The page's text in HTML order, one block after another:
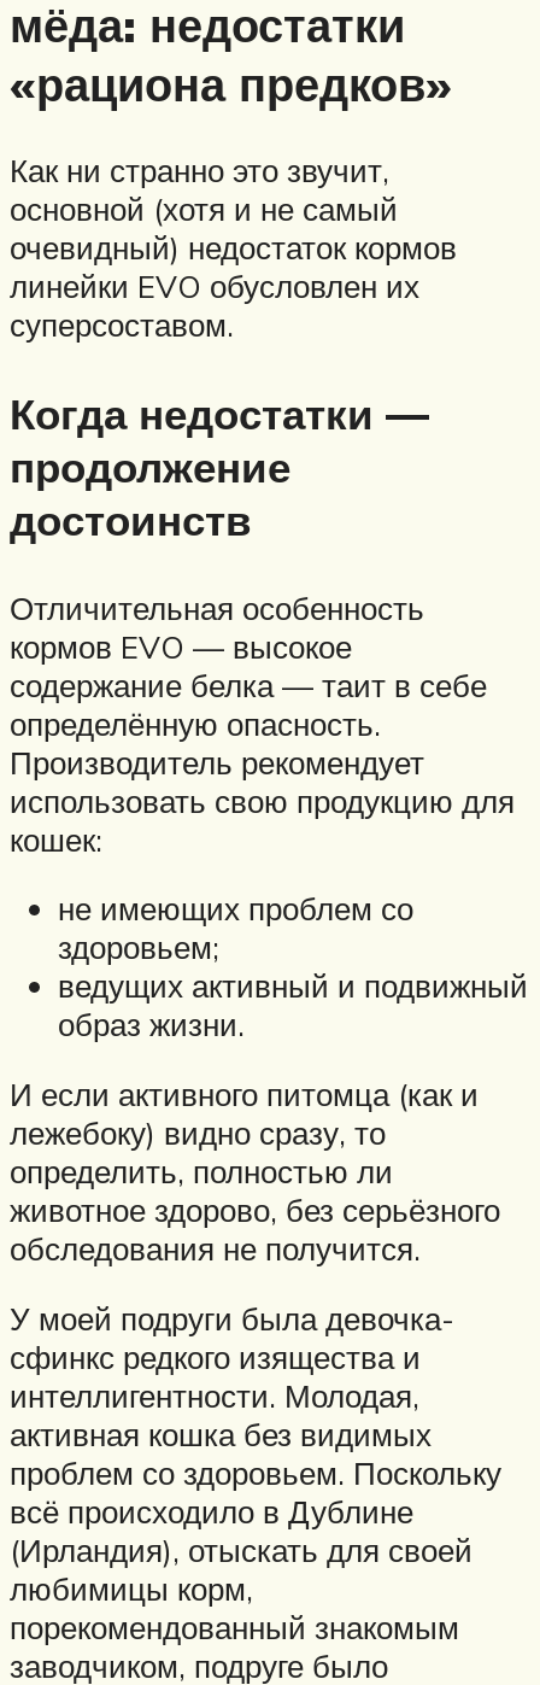
мёда: недостатки
«рациона предков»
Как ни странно это звучит,
основной (хотя и не самый
очевидный) недостаток кормов
линейки EVO обусловлен их
суперсоставом.
Когда недостатки —
продолжение
достоинств
Отличительная особенность
кормов EVO — высокое
содержание белка — таит в себе
определённую опасность.
Производитель рекомендует
использовать свою продукцию для
кошек:
не имеющих проблем со
здоровьем;
ведущих активный и подвижный
образ жизни.
И если активного питомца (как и
лежебоку) видно сразу, то
определить, полностью ли
животное здорово, без серьёзного
обследования не получится.
У моей подруги была девочка-
сфинкс редкого изящества и
интеллигентности. Молодая,
активная кошка без видимых
проблем со здоровьем. Поскольку
всё происходило в Дублине
(Ирландия), отыскать для своей
любимицы корм,
порекомендованный знакомым
заводчиком, подруге было